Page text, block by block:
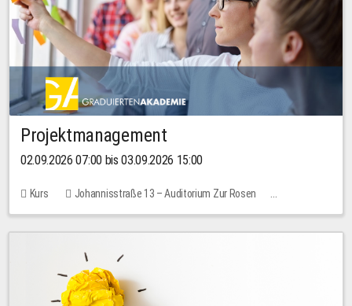
Projektmanagement
02.09.2026 07:00 bis 03.09.2026 15:00
Kurs
Johannisstraße 13 – Auditorium Zur Rosen
Keine freien Plätze
30,00 EUR